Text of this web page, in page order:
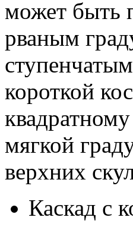
может быть
рваным
короткой
мягкой
верхних
Каскад с